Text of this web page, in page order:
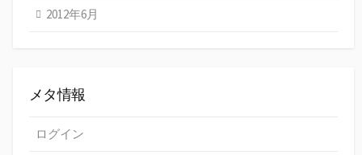
2012年6月
メタ情報
ログイン